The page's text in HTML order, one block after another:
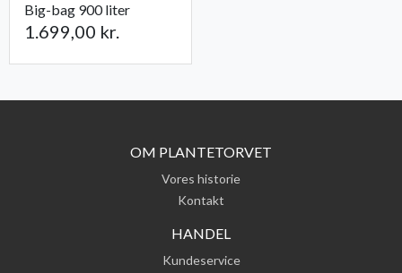
Big-bag 900 liter
1.699,00 kr.
OM PLANTETORVET
Vores historie
Kontakt
HANDEL
Kundeservice